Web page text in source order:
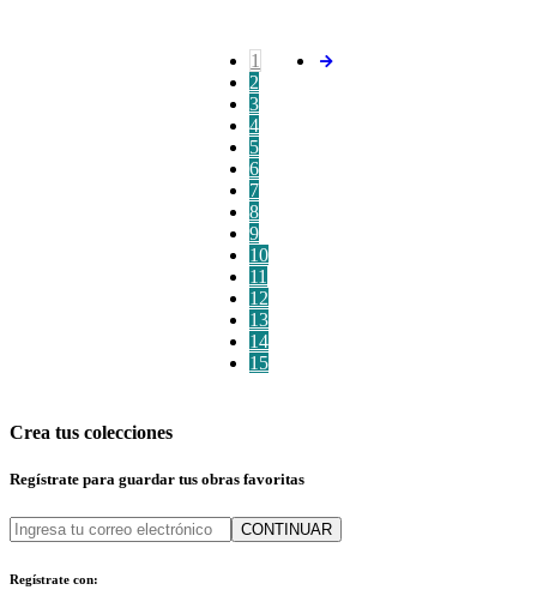
1
2
3
4
5
6
7
8
9
10
11
12
13
14
15
Crea tus colecciones
Regístrate para guardar tus obras favoritas
CONTINUAR
Regístrate con: